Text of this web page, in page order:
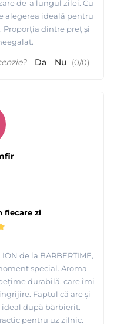
de-a lungul zilei. Cu
alegerea ideală pentru
Proporția dintre preț și
Da Nu (0/0)
fiecare zi
de la BARBERTIME,
special. Aroma
durabilă, care îmi
Faptul că are și
după bărbierit.
pentru uz zilnic.